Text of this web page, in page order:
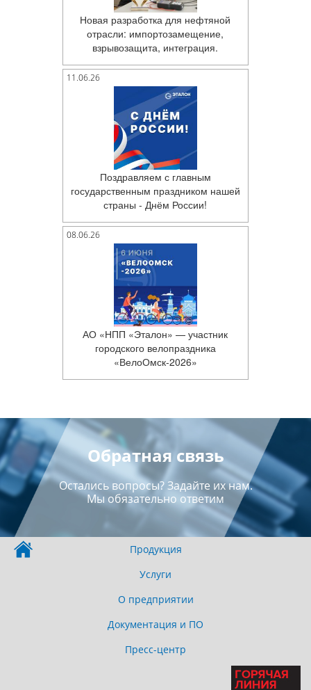
Новая разработка для нефтяной
отрасли: импортозамещение,
взрывозащита, интеграция.
11.06.26
Поздравляем с главным
государственным праздником нашей
страны - Днём России!
08.06.26
АО «НПП «Эталон» — участник
городского велопраздника
«ВелоОмск-2026»
Обратная связь
Остались вопросы? Задайте их нам.
Мы обязательно ответим
Продукция
Услуги
О предприятии
Документация и ПО
Пресс-центр